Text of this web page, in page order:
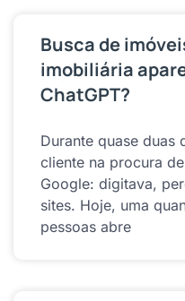
Busca de
imobiliária
ChatGPT?
Durante quase duas
cliente na procura
Google: digitava,
sites. Hoje, uma
pessoas abre